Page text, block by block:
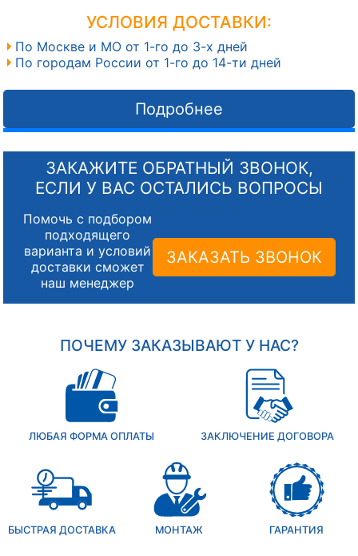
УСЛОВИЯ ДОСТАВКИ:
По Москве и МО от 1-го до 3-х дней
По городам России от 1-го до 14-ти дней
Подробнее
ЗАКАЖИТЕ ОБРАТНЫЙ ЗВОНОК,
ЕСЛИ У ВАС ОСТАЛИСЬ ВОПРОСЫ
Помочь с подбором
подходящего
варианта и условий
доставки сможет
наш менеджер
ЗАКАЗАТЬ ЗВОНОК
ПОЧЕМУ ЗАКАЗЫВАЮТ У НАС?
ЛЮБАЯ ФОРМА ОПЛАТЫ ЗАКЛЮЧЕНИЕ ДОГОВОРА
БЫСТРАЯ ДОСТАВКА МОНТАЖ ГАРАНТИЯ